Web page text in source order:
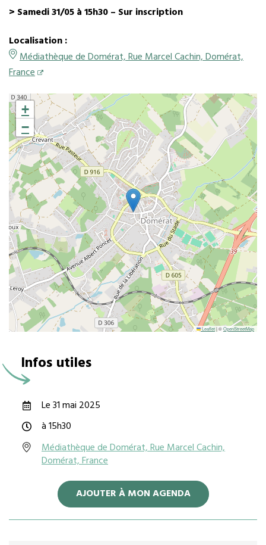
> Samedi 31/05 à 15h30– Sur inscription
Localisation :
Médiathèque de Domérat, Rue Marcel Cachin, Domérat,
France
+
−
Leaflet|©OpenStreetMap
Infos utiles
Le 31 mai 2025
à 15h30
Médiathèque de Domérat, Rue Marcel Cachin,
Domérat, France
AJOUTER À MON AGENDA